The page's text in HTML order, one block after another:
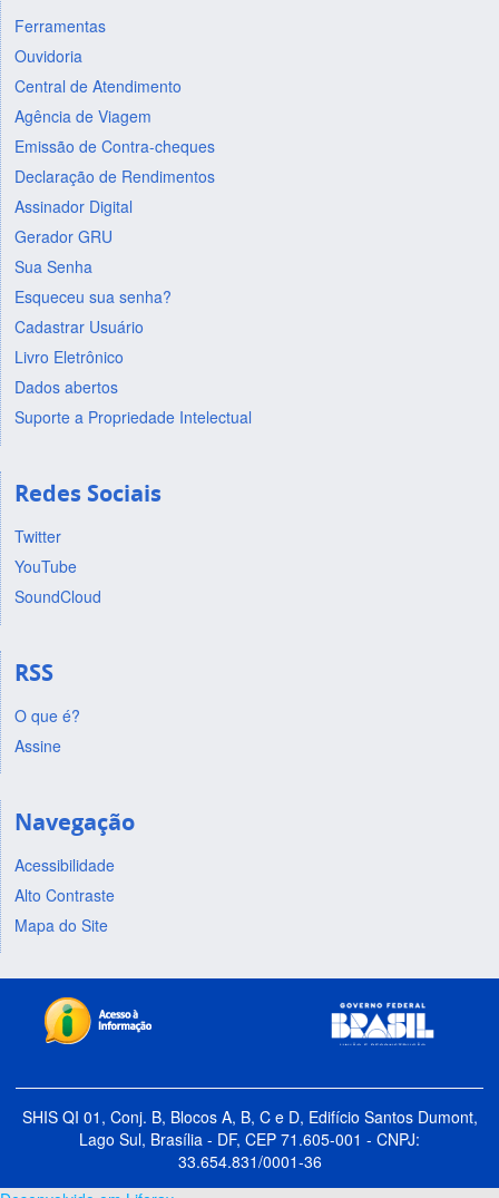
Ferramentas
Ouvidoria
Central de Atendimento
Agência de Viagem
Emissão de Contra-cheques
Declaração de Rendimentos
Assinador Digital
Gerador GRU
Sua Senha
Esqueceu sua senha?
Cadastrar Usuário
Livro Eletrônico
Dados abertos
Suporte a Propriedade Intelectual
Redes Sociais
Twitter
YouTube
SoundCloud
RSS
O que é?
Assine
Navegação
Acessibilidade
Alto Contraste
Mapa do Site
SHIS QI 01, Conj. B, Blocos A, B, C e D, Edifício Santos Dumont,
Lago Sul, Brasília - DF, CEP 71.605-001 - CNPJ:
33.654.831/0001-36